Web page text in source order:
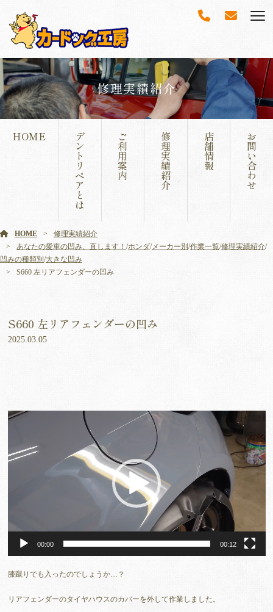
修理実績紹介
HOME デ
ン
ト
リ
ペ
ア
と
は
ご
利
用
案
内
修
理
実
績
紹
介
店
舗
情
報
お
問
い
合
わ
せ
HOME
修理実績紹介
あなたの愛車の凹み、直します！ /ホンダ/メーカー別 /作業一覧/修理実績紹介/
凹みの種類別 /大きな凹み
S660 左リアフェンダーの凹み
S660 左リアフェンダーの凹み
2025.03.05
動
レ
00:00 00:12
膝蹴りでも入ったのでしょうか…？
リアフェンダーのタイヤハウスのカバーを外して作業しました。